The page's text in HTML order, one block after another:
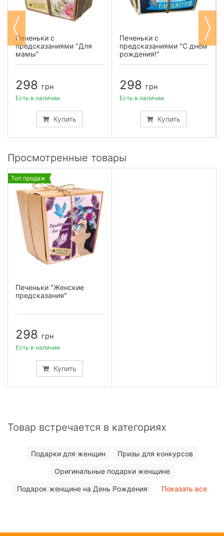
Печеньки с
предсказаниями "Для
мамы"
298 грн
Купить
Есть в наличии
Печеньки с
предсказаниями "С днём
рождения!"
298 грн
Купить
Есть в наличии
Просмотренные товары
Топ продаж
Печеньки "Женские
предсказания"
298 грн
Купить
Есть в наличии
Товар встречается в категориях
Подарки для женщин Призы для конкурсов
Оригинальные подарки женщине
Подарок женщине на День Рождения Показать все